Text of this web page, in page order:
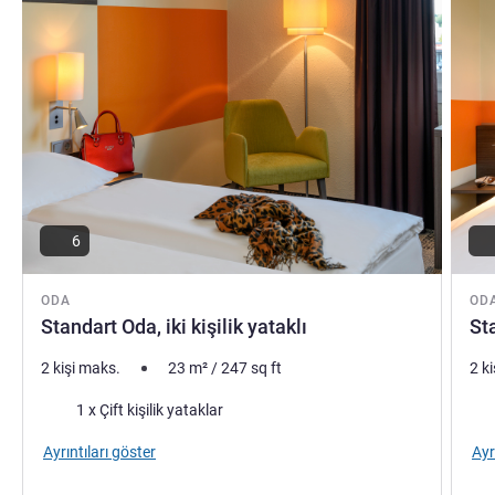
ODA
Standart Oda, iki kişilik yataklı
6
2 kişi maks. 23 m²/247sq ft
1 x Çift kişilik yataklar
Ayrıntıları göster
2